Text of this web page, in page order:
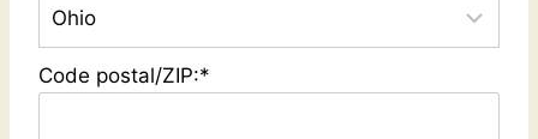
Code postal/ZIP:*